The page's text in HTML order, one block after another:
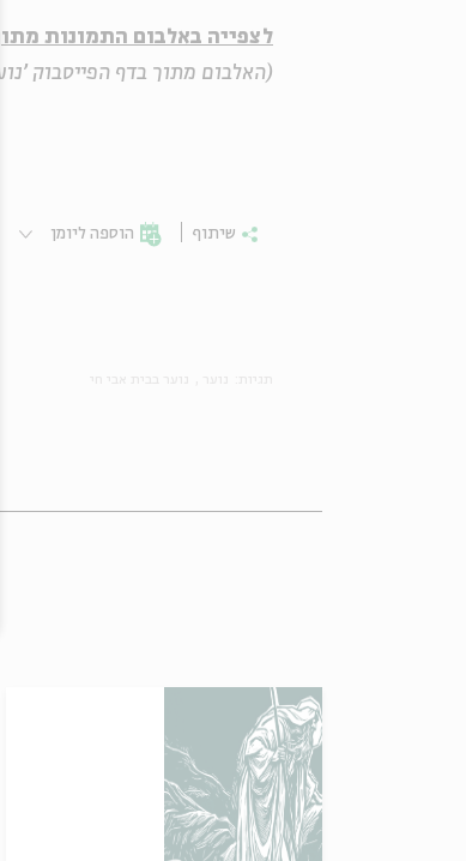
לצפייה באלבום התמונות
(האלבום מתוך בדף הפייסבוק
שיתוף הוספה ליומן